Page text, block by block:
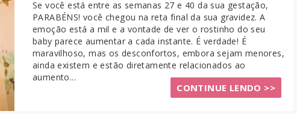
Se você está entre as semanas 27 e 40 da sua gestação,
PARABÉNS! você chegou na reta final da sua gravidez. A
emoção está a mil e a vontade de ver o rostinho do seu
baby parece aumentar a cada instante. É verdade! É
maravilhoso, mas os desconfortos, embora sejam menores,
ainda existem e estão diretamente relacionados ao
aumento...
CONTINUE LENDO >>